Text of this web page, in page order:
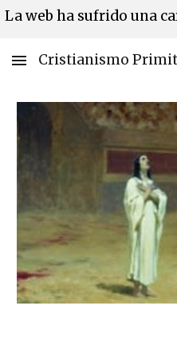
Cristianismo